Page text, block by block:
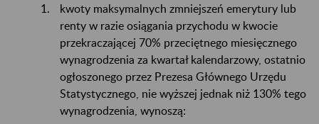
kwoty maksymalnych zmniejszeń emerytury lub
renty w razie osiągania przychodu w kwocie
przekraczającej 70% przeciętnego miesięcznego
wynagrodzenia za kwartał kalendarzowy, ostatnio
ogłoszonego przez Prezesa Głównego Urzędu
Statystycznego, nie wyższej jednak niż 130% tego
wynagrodzenia, wynoszą: